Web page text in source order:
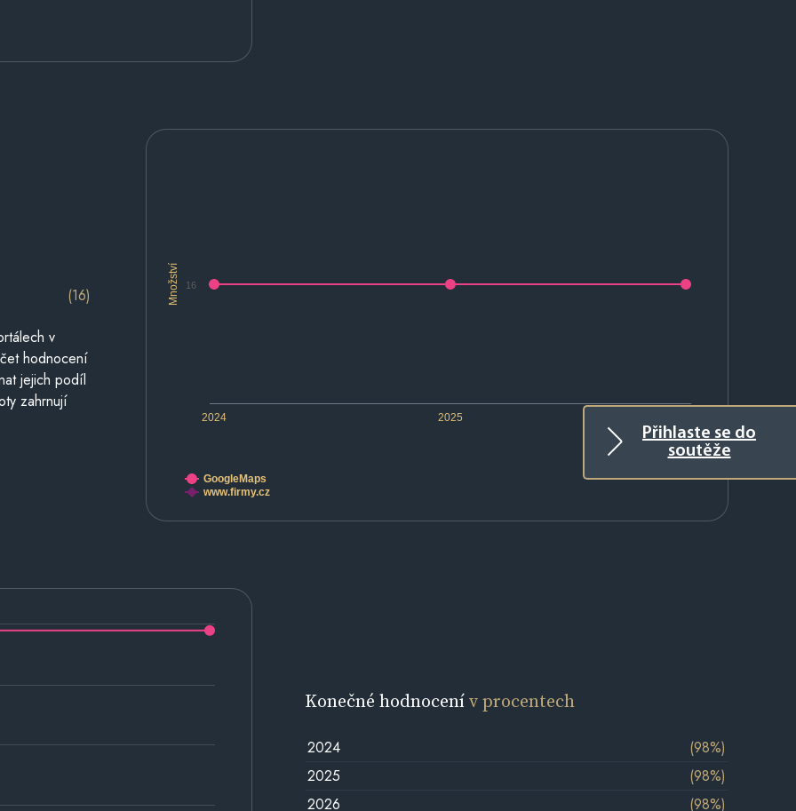
Přihlaste se do
soutěže
Množství
2024 2025
16
GoogleMaps
www.firmy.cz
(16)
v
hodnocení
jejich podíl
zahrnují
Konečné hodnocenív procentech
2024
(98%)
2025
(98%)
2026
(98%)